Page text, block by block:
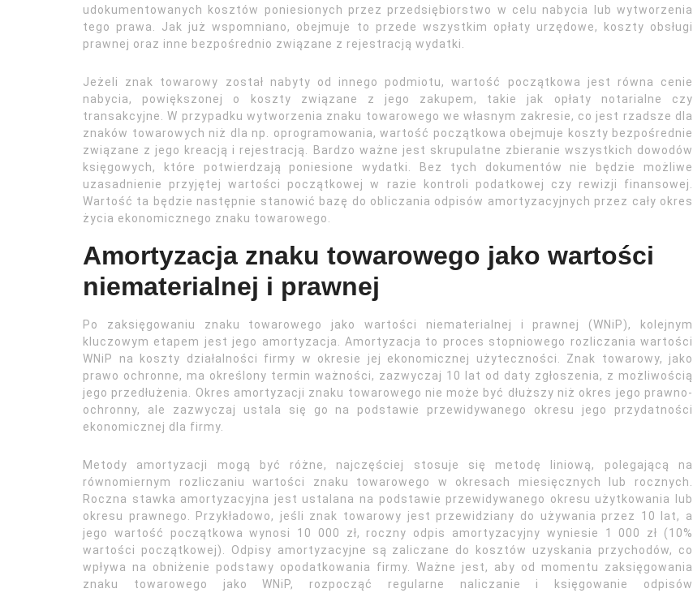
udokumentowanych kosztów poniesionych przez przedsiębiorstwo w celu nabycia lub wytworzenia
tego prawa. Jak już wspomniano, obejmuje to przede wszystkim opłaty urzędowe, koszty obsługi
prawnej oraz inne bezpośrednio związane z rejestracją wydatki.
Jeżeli znak towarowy został nabyty od innego podmiotu, wartość początkowa jest równa cenie
nabycia, powiększonej o koszty związane z jego zakupem, takie jak opłaty notarialne czy
transakcyjne. W przypadku wytworzenia znaku towarowego we własnym zakresie, co jest rzadsze dla
znaków towarowych niż dla np. oprogramowania, wartość początkowa obejmuje koszty bezpośrednie
związane z jego kreacją i rejestracją. Bardzo ważne jest skrupulatne zbieranie wszystkich dowodów
księgowych, które potwierdzają poniesione wydatki. Bez tych dokumentów nie będzie możliwe
uzasadnienie przyjętej wartości początkowej w razie kontroli podatkowej czy rewizji finansowej.
Wartość ta będzie następnie stanowić bazę do obliczania odpisów amortyzacyjnych przez cały okres
życia ekonomicznego znaku towarowego.
Amortyzacja znaku towarowego jako wartości
niematerialnej i prawnej
Po zaksięgowaniu znaku towarowego jako wartości niematerialnej i prawnej (WNiP), kolejnym
kluczowym etapem jest jego amortyzacja. Amortyzacja to proces stopniowego rozliczania wartości
WNiP na koszty działalności firmy w okresie jej ekonomicznej użyteczności. Znak towarowy, jako
prawo ochronne, ma określony termin ważności, zazwyczaj 10 lat od daty zgłoszenia, z możliwością
jego przedłużenia. Okres amortyzacji znaku towarowego nie może być dłuższy niż okres jego prawno-
ochronny, ale zazwyczaj ustala się go na podstawie przewidywanego okresu jego przydatności
ekonomicznej dla firmy.
Metody amortyzacji mogą być różne, najczęściej stosuje się metodę liniową, polegającą na
równomiernym rozliczaniu wartości znaku towarowego w okresach miesięcznych lub rocznych.
Roczna stawka amortyzacyjna jest ustalana na podstawie przewidywanego okresu użytkowania lub
okresu prawnego. Przykładowo, jeśli znak towarowy jest przewidziany do używania przez 10 lat, a
jego wartość początkowa wynosi 10 000 zł, roczny odpis amortyzacyjny wyniesie 1 000 zł (10%
wartości początkowej). Odpisy amortyzacyjne są zaliczane do kosztów uzyskania przychodów, co
wpływa na obniżenie podstawy opodatkowania firmy. Ważne jest, aby od momentu zaksięgowania
znaku towarowego jako WNiP, rozpocząć regularne naliczanie i księgowanie odpisów